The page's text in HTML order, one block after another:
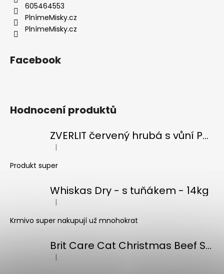
605464553
PlnímeMisky.cz
PlnímeMisky.cz
Facebook
Hodnocení produktů
ZVERLIT červený hrubá s vůní Podestýlka kočka 10kg
Hodnocení produktu je 5 z 5 hvězdiček.
|
Produkt super
Whiskas Dry - s tuňákem - 14kg
Hodnocení produktu je 5 z 5 hvězdiček.
|
Krmivo super nakupují už mnohokrat
Brit Care Cat Christmas Beef Soup 75g
Hodnocení produktu je 5 z 5 hvězdiček.
|